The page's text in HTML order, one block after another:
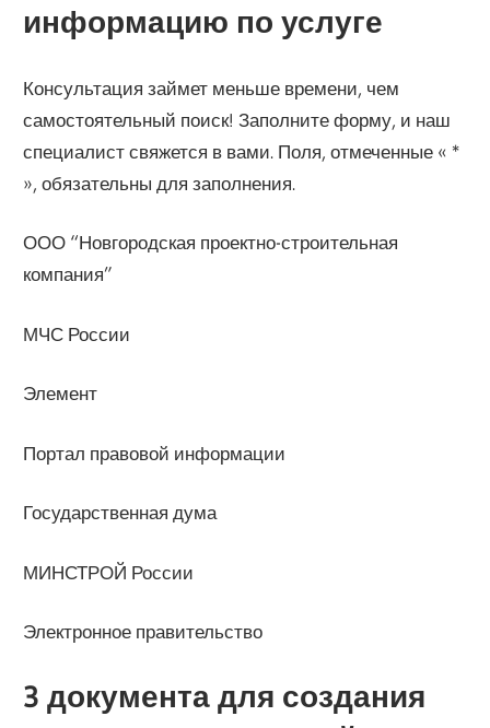
информацию по услуге
Консультация займет меньше времени, чем
самостоятельный поиск! Заполните форму, и наш
специалист свяжется в вами. Поля, отмеченные « *
», обязательны для заполнения.
ООО “Новгородская проектно-строительная
компания”
МЧС России
Элемент
Портал правовой информации
Государственная дума
МИНСТРОЙ России
Электронное правительство
3 документа для создания